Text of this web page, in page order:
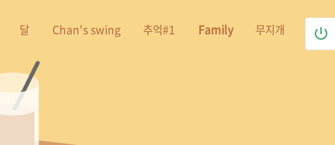
달 Chan's swing 추억#1 Family 무지개 power_settings_new